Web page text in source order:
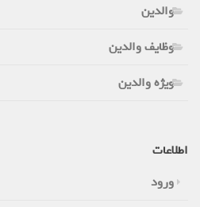
والدین
وظایف والدین
ویژه والدین
اطلاعات
ورود